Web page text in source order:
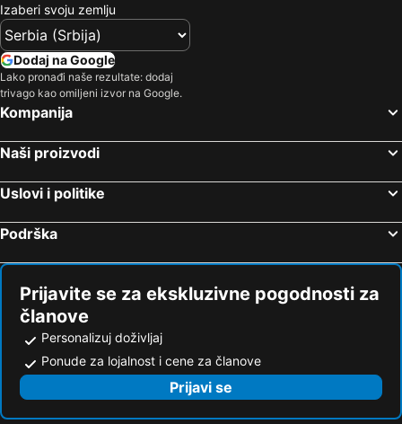
Izaberi svoju zemlju
Dodaj na Google
Lako pronađi naše rezultate: dodaj
trivago kao omiljeni izvor na Google.
Kompanija
Naši proizvodi
Uslovi i politike
Podrška
Prijavite se za ekskluzivne pogodnosti za
članove
Personalizuj doživljaj
Ponude za lojalnost i cene za članove
Prijavi se